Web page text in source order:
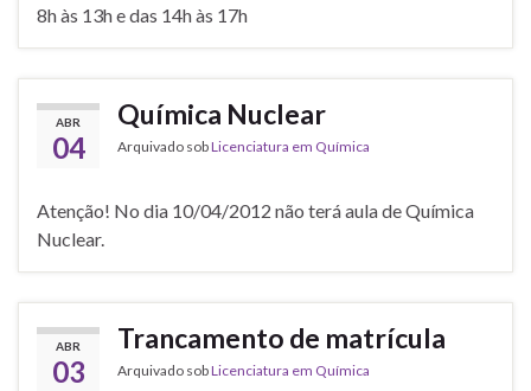
8h às 13h e das 14h às 17h
ABR
04
Química Nuclear
Arquivado sobLicenciatura em Química
Atenção! No dia 10/04/2012 não terá aula de Química
Nuclear.
ABR
03
Trancamento de matrícula
Arquivado sobLicenciatura em Química